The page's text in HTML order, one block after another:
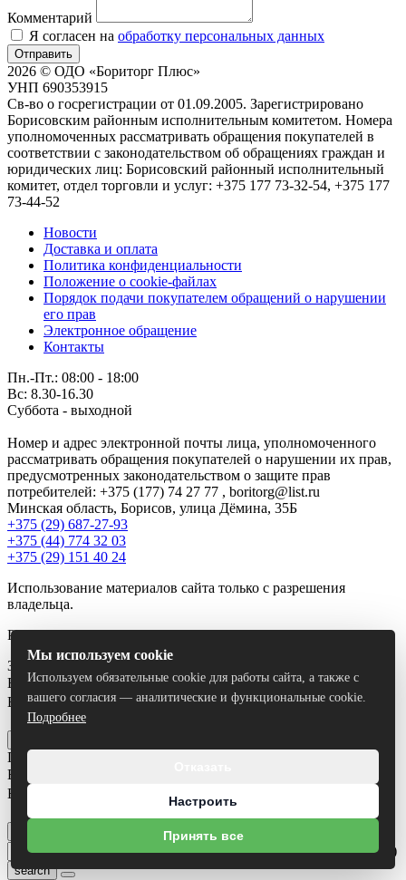
Комментарий
Я согласен на обработку персональных данных
Отправить
2026 © ОДО «Бориторг Плюс»
УНП 690353915
Св-во о госрегистрации от 01.09.2005. Зарегистрировано
Борисовским районным исполнительным комитетом. Номера
уполномоченных рассматривать обращения покупателей в
соответствии с законодательством об обращениях граждан и
юридических лиц: Борисовский районный исполнительный
комитет, отдел торговли и услуг: +375 177 73-32-54, +375 177
73-44-52
Новости
Доставка и оплата
Политика конфиденциальности
Положение о cookie-файлах
Порядок подачи покупателем обращений о нарушении
его прав
Электронное обращение
Контакты
Пн.-Пт.: 08:00 - 18:00
Вс: 8.30-16.30
Суббота - выходной
Номер и адрес электронной почты лица, уполномоченного
рассматривать обращения покупателей о нарушении их прав,
предусмотренных законодательством о защите прав
потребителей: +375 (177) 74 27 77 , boritorg@list.ru
Минская область, Борисов, улица Дёмина, 35Б
+375 (29) 687-27-93
+375 (44) 774 32 03
+375 (29) 151 40 24
Использование материалов сайта только с разрешения
владельца.
Разработка сайтаDessites.by
Заказать звонок
Ваше имя*
Ваш номер телефона*
Я согласен на
Получить консультацию
Ваше имя
Ваш номер телефона
обработку персональных данных
Умный поиск(тестовый режим)
Мы используем cookie
Используем обязательные cookie для работы сайта, а также с
вашего согласия — аналитические и функциональные cookie.
Подробнее
Настроить
Принять все